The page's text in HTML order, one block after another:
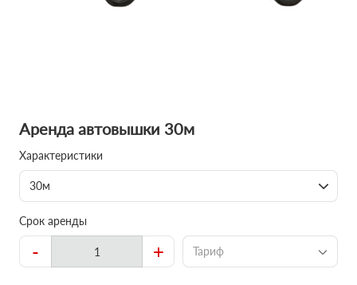
Аренда автовышки 30м
Характеристики
30м
Срок аренды
- + Тариф